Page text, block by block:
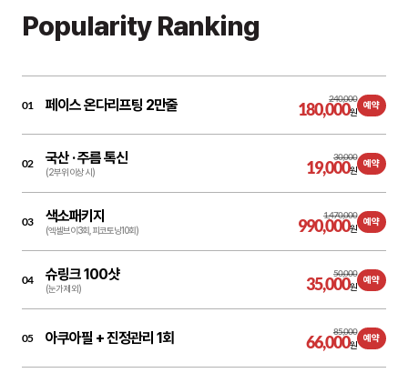
Popularity Ranking
01 페이스 온다리프팅 2만줄 240,000
180,000원
예약
02 국산 ·주름 톡신
(2부위 이상 시)
30,000
19,000원
예약
03 색소패키지
(엑셀브이3회, 피코토닝10회)
1,470,000
990,000원
예약
04 슈링크 100샷
(눈가 제외)
50,000
35,000원
예약
05 아쿠아필 + 진정관리 1회 85,000
66,000원
예약